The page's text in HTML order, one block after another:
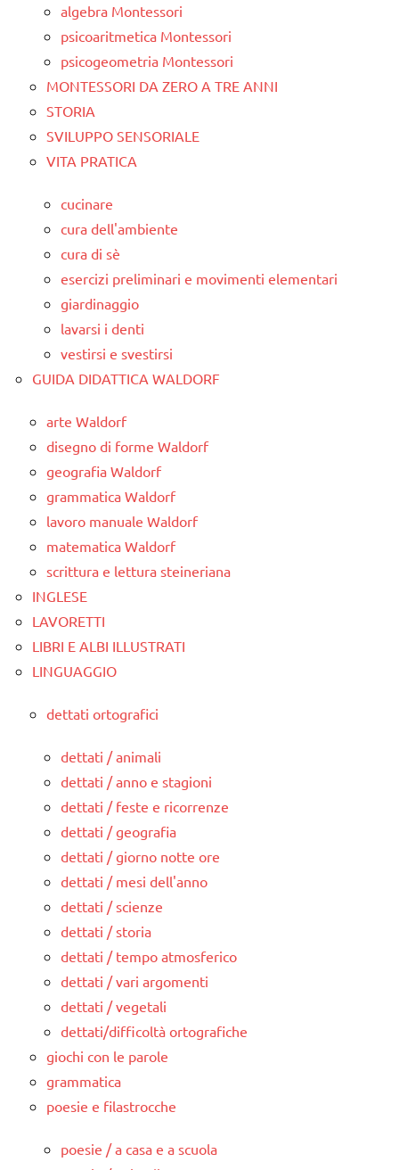
algebra Montessori
psicoaritmetica Montessori
psicogeometria Montessori
MONTESSORI DA ZERO A TRE ANNI
STORIA
SVILUPPO SENSORIALE
VITA PRATICA
cucinare
cura dell'ambiente
cura di sè
esercizi preliminari e movimenti elementari
giardinaggio
lavarsi i denti
vestirsi e svestirsi
GUIDA DIDATTICA WALDORF
arte Waldorf
disegno di forme Waldorf
geografia Waldorf
grammatica Waldorf
lavoro manuale Waldorf
matematica Waldorf
scrittura e lettura steineriana
INGLESE
LAVORETTI
LIBRI E ALBI ILLUSTRATI
LINGUAGGIO
dettati ortografici
dettati / animali
dettati / anno e stagioni
dettati / feste e ricorrenze
dettati / geografia
dettati / giorno notte ore
dettati / mesi dell'anno
dettati / scienze
dettati / storia
dettati / tempo atmosferico
dettati / vari argomenti
dettati / vegetali
dettati/difficoltà ortografiche
giochi con le parole
grammatica
poesie e filastrocche
poesie / a casa e a scuola